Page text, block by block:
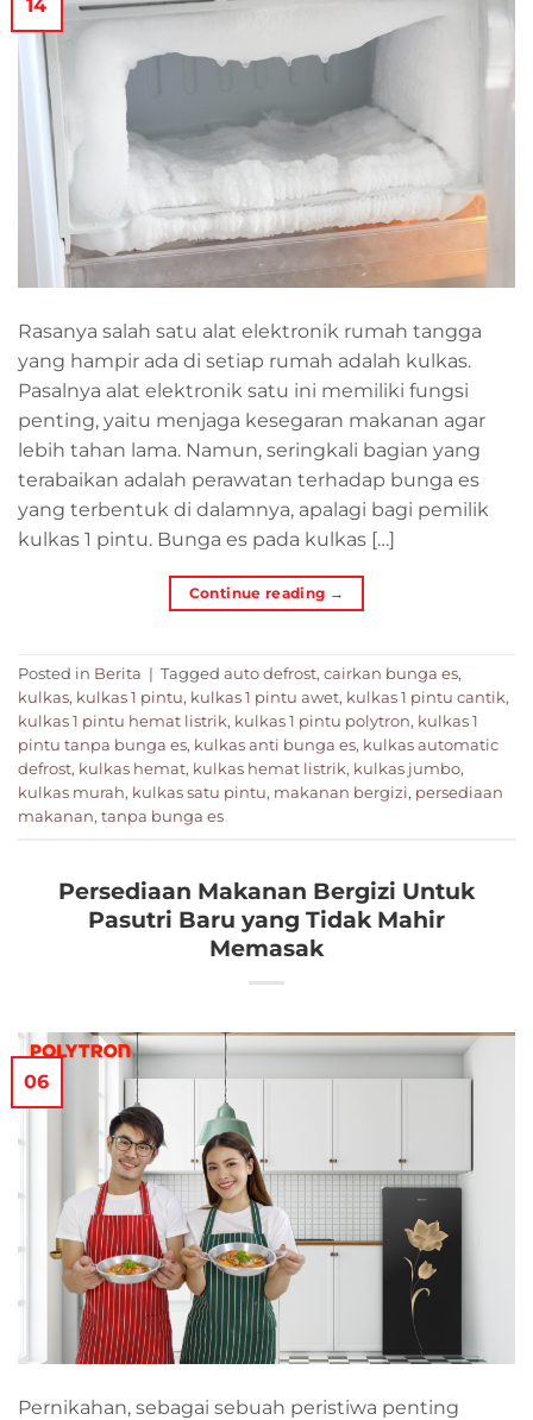
14
Rasanya salah satu alat elektronik rumah tangga
yang hampir ada di setiap rumah adalah kulkas.
Pasalnya alat elektronik satu ini memiliki fungsi
penting, yaitu menjaga kesegaran makanan agar
lebih tahan lama. Namun, seringkali bagian yang
terabaikan adalah perawatan terhadap bunga es
yang terbentuk di dalamnya, apalagi bagi pemilik
kulkas 1 pintu. Bunga es pada kulkas […]
Continue reading →
Posted in Berita | Tagged auto defrost, cairkan bunga es,
kulkas, kulkas 1 pintu, kulkas 1 pintu awet, kulkas 1 pintu cantik,
kulkas 1 pintu hemat listrik, kulkas 1 pintu polytron, kulkas 1
pintu tanpa bunga es, kulkas anti bunga es, kulkas automatic
defrost, kulkas hemat, kulkas hemat listrik, kulkas jumbo,
kulkas murah, kulkas satu pintu, makanan bergizi, persediaan
makanan, tanpa bunga es
Persediaan Makanan Bergizi Untuk
Pasutri Baru yang Tidak Mahir
Memasak
06
Pernikahan, sebagai sebuah peristiwa penting